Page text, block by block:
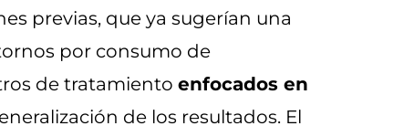
previas, que ya sugerían una
por consumo de
de tratamiento enfocados en
de los resultados. El